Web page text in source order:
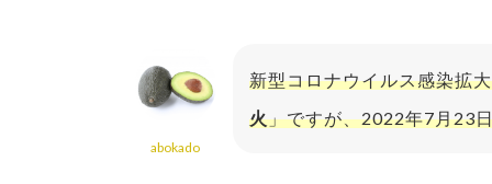
abokado
新型コロナウイルス感染拡
火」ですが、2022年7月23